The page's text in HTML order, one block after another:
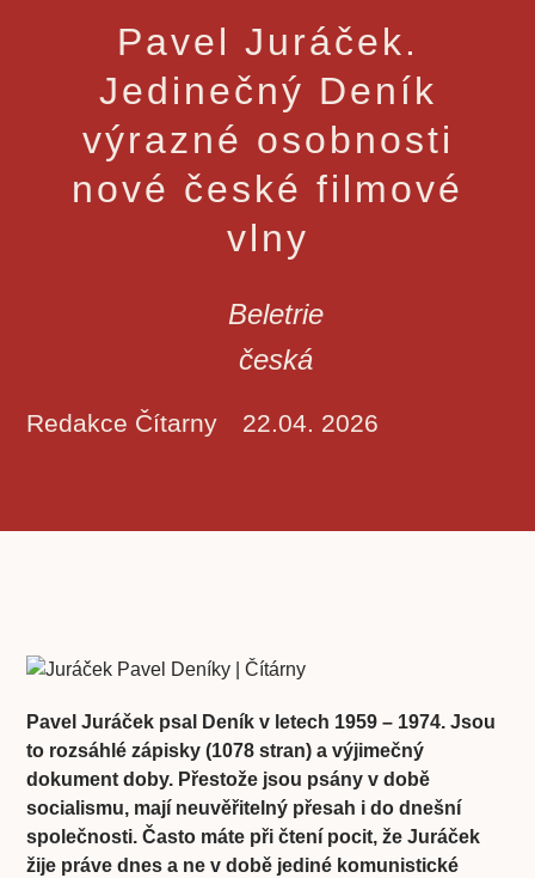
Pavel Juráček.
Jedinečný Deník
výrazné osobnosti
nové české filmové
vlny
Beletrie
česká
Redakce Čítarny 22.04. 2026
Pavel Juráček psal Deník v letech 1959 – 1974. Jsou
to rozsáhlé zápisky (1078 stran) a výjimečný
dokument doby. Přestože jsou psány v době
socialismu, mají neuvěřitelný přesah i do dnešní
společnosti. Často máte při čtení pocit, že Juráček
žije práve dnes a ne v době jediné komunistické